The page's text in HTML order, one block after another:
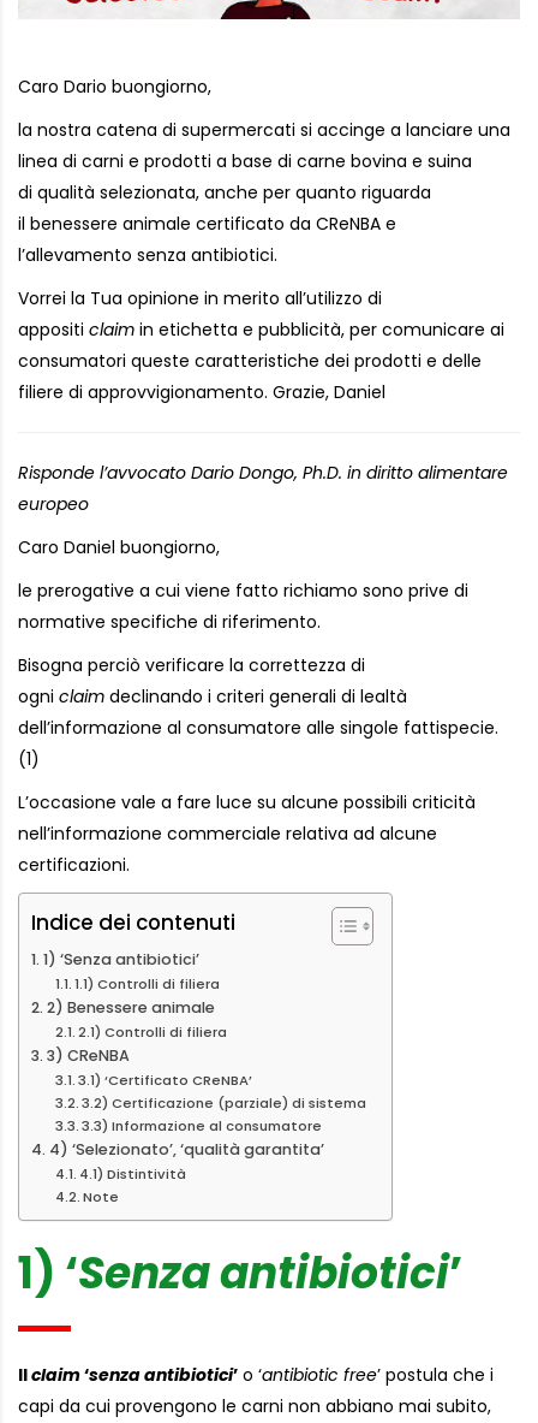
Caro Dario buongiorno,
la nostra catena di supermercati si accinge a lanciare una
linea di carni e prodotti a base di carne bovina e suina
di qualità selezionata, anche per quanto riguarda
il benessere animale certificato da CReNBA e
l’allevamento senza antibiotici.
Vorrei la Tua opinione in merito all’utilizzo di
appositi claim in etichetta e pubblicità, per comunicare ai
consumatori queste caratteristiche dei prodotti e delle
filiere di approvvigionamento. Grazie, Daniel
Risponde l’avvocato Dario Dongo, Ph.D. in diritto alimentare
europeo
Caro Daniel buongiorno,
le prerogative a cui viene fatto richiamo sono prive di
normative specifiche di riferimento.
Bisogna perciò verificare la correttezza di
ogni claim declinando i criteri generali di lealtà
dell’informazione al consumatore alle singole fattispecie.
(1)
L’occasione vale a fare luce su alcune possibili criticità
nell’informazione commerciale relativa ad alcune
certificazioni.
Indice dei contenuti
1) ‘Senza antibiotici’
1.1) Controlli di filiera
2) Benessere animale
2.1) Controlli di filiera
3) CReNBA
3.1) ‘Certificato CReNBA’
3.2) Certificazione (parziale) di sistema
3.3) Informazione al consumatore
4) ‘Selezionato’, ‘qualità garantita’
4.1) Distintività
Note
1) ‘Senza antibiotici’
Ilclaim‘senza antibiotici’ o ‘antibiotic free’ postula che i
capi da cui provengono le carni non abbiano mai subito,